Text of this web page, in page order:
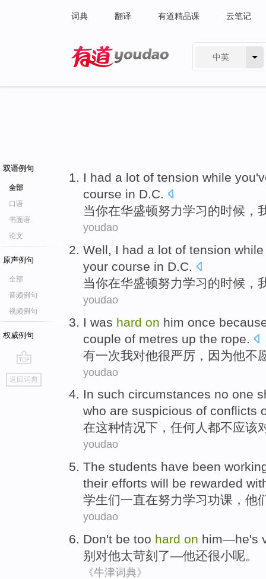
词典 翻译 有道精品课 云笔记
中英
双语例句
全部
口语
书面语
论文
原声例句
全部
音频例句
视频例句
权威例句
go
top
返回词典
I had a lot of tension while
course in D.C.
当你在华盛顿努力学习的时候，
youdao
Well, I had a lot of tension while
your course in D.C.
当你在华盛顿努力学习的时候，
youdao
I was hard on him once
couple of metres up the rope
有一次我对他很严厉 ， 因为他不
youdao
In such circumstances no one
who are suspicious of conflicts
在这种情况下 ，任何人 都不应该
youdao
The students have been
their efforts will be rewarded
学生们一直在努力学习功课， 他
youdao
Don't be too hard on him—he's
别 对他太苛刻 了—他还很小呢。
《牛津词典》